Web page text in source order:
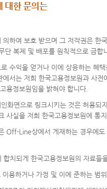
대한 문의는
하여 보호 받으며 그 저작권은 한
복제 및 배포를 원칙적으로 금합
수익을 얻거나 이에 상응하는 혜택
서는 저희 한국고용정보원과 사
용정보원임을 밝혀야 합니다.
면으로 링크시키는 것은 허용되
사실을 저희 한국고용정보원에 통
Off-Line상에서 게재하는 경우에
치되게 한국고용정보원의 자료들
용하거나 가정 및 이에 준하는 범